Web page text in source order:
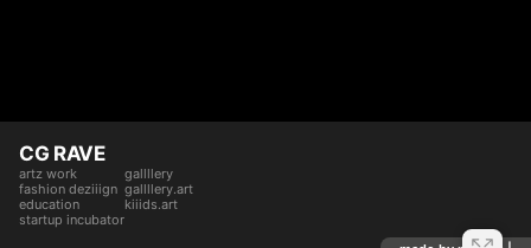
CG RAVE
artz work
fashion deziiign
education
startup incubator
gallllery
gallllery.art
kiiids.art